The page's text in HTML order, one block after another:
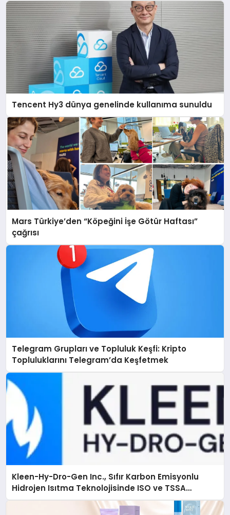
Tencent Hy3 dünya genelinde kullanıma sunuldu
Mars Türkiye’den “Köpeğini İşe Götür Haftası”
çağrısı
Telegram Grupları ve Topluluk Keşfi: Kripto
Topluluklarını Telegram’da Keşfetmek
Kleen-Hy-Dro-Gen Inc., Sıfır Karbon Emisyonlu
Hidrojen Isıtma Teknolojisinde ISO ve TSSA
Düzenleyici Onaylarını Aldı